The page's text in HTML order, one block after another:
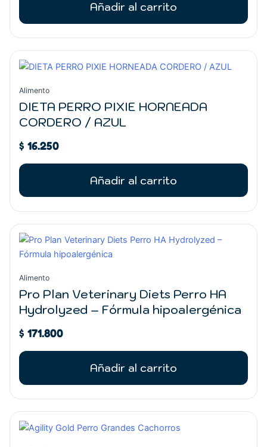
Añadir al carrito
Alimento
DIETA PERRO PIXIE HORNEADA
CORDERO / AZUL
$ 16.250
Añadir al carrito
Alimento
Pro Plan Veterinary Diets Perro HA
Hydrolyzed – Fórmula hipoalergénica
$ 171.800
Añadir al carrito
de
Este
producto